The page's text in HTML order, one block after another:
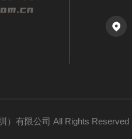
）有限公司 All Rights